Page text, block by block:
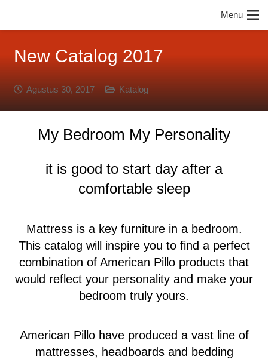
Menu
New Catalog 2017
Agustus 30, 2017 Katalog
My Bedroom My Personality
it is good to start day after a
comfortable sleep
Mattress is a key furniture in a bedroom.
This catalog will inspire you to find a perfect
combination of American Pillo products that
would reflect your personality and make your
bedroom truly yours.
American Pillo have produced a vast line of
mattresses, headboards and bedding